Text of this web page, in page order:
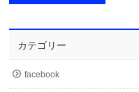
カテゴリー
facebook